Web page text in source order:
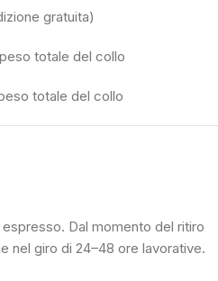
gratuita)
totale del collo
totale del collo
Dal momento del ritiro
nel giro di 24–48 ore lavorative.